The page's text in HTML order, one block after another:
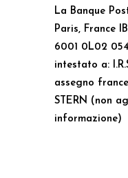
La Banque
Paris, France
6001 0L02 054
intestato a:
assegno
STERN (non
informazione)